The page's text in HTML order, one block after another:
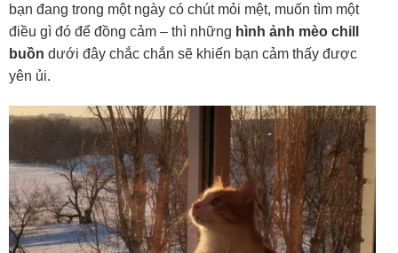
bạn đang trong một ngày có chút mỏi mệt, muốn tìm một
điều gì đó để đồng cảm – thì những hình ảnh mèo chill
buồn dưới đây chắc chắn sẽ khiến bạn cảm thấy được
yên ủi.